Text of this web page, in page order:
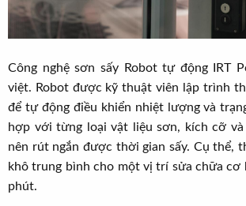
Công nghệ sơn sấy Robot tự động IRT
việt. Robot được kỹ thuật viên lập trình
để tự động điều khiển nhiệt lượng và
hợp với từng loại vật liệu sơn, kích cỡ
nên rút ngắn được thời gian sấy. Cụ thể,
khô trung bình cho một vị trí sửa chữa cơ
phút.